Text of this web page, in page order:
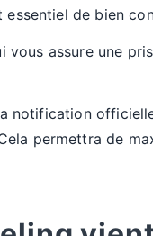
de bien
vous assure une
notification
permettra de